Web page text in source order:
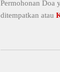
Permohonan Doa
ditempatkan atau